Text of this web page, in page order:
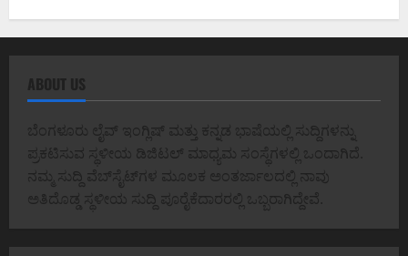
ABOUT US
ಬೆಂಗಳೂರು ಲೈವ್ ಇಂಗ್ಲಿಷ್ ಮತ್ತು ಕನ್ನಡ ಭಾಷೆಯಲ್ಲಿ ಸುದ್ದಿಗಳನ್ನು
ಪ್ರಕಟಿಸುವ ಸ್ಥಳೀಯ ಡಿಜಿಟಲ್ ಮಾಧ್ಯಮ ಸಂಸ್ಥೆಗಳಲ್ಲಿ ಒಂದಾಗಿದೆ.
ನಮ್ಮ ಸುದ್ದಿ ವೆಬ್‌ಸೈಟ್‌ಗಳ ಮೂಲಕ ಅಂತರ್ಜಾಲದಲ್ಲಿ ನಾವು
ಅತಿದೊಡ್ಡ ಸ್ಥಳೀಯ ಸುದ್ದಿ ಪೂರೈಕೆದಾರರಲ್ಲಿ ಒಬ್ಬರಾಗಿದ್ದೇವೆ.